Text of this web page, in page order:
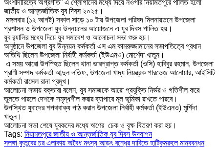
অংশীদারিত্বে অগ্রগতি” এ শ্লোগানের মধ্যে দিয়ে নওগাঁর নিয়ামতপুরে পালিত হলো
জাতীয় ও আন্তর্জাতিক যুব দিবস ২০২৫।
মঙ্গলবার (১২ আগষ্ট) সকাল সাড়ে ১০ টায় উপজেলা পরিষদ মিলনায়তনে উপজেলা
প্রশাসন ও উপজেলা যুব উন্নয়নের আয়োজনে এ যুব দিবস পালিত হয়।
যুব র‍্যালির মধ্যে দিয়ে যুব সমাবেশ ও আলোচনা সভা শুরু হয়।
অনুষ্ঠানে উপজেলা যুব উন্নয়ন কর্মকর্তা এস এম কামরুজ্জামানের সভাপতিত্বে প্রধান
অতিথি ছিলেন উপজেলা নির্বাহী কর্মকর্তা (ইউএনও) মোর্শেদা খাতুন।
এ সময় আরো উপস্হিত ছিলেন থানা ভারপ্রাপ্ত কর্মকর্তা (ওসি) হাবিবুর রহমান, উপজেলা
প্রাণী সম্পদ কর্মকর্তা আব্দুল লতিফ, উপজেলা খাদ্য নিয়ন্ত্রক পারভেজ আনোয়ার, আইসিটি
কর্মকর্তা রাসেল রানা প্রমূখ।
আলোচনা সভায় বক্তারা বলেন, যুব সমাজকে আরো প্রযুক্তি নির্ভর ও গতিশীল করে
তুলতে পারলে দেশকে সমৃদ্ধশীল করার ব্যাপারে মূল ভূমিকা রাখতে পারবে।
উপস্থিত যুবাদের শপথবাক্য পাঠ করান উপজেলা নির্বাহী কর্মকর্তা (ইউএনও) মুর্শিদা
খাতুন।
আলোচনা সভা শেষে যুবকদের মধ্যে ঋণের চেক ও বৃক্ষ বিতরণ করা হয়।
Tags: নিয়ামতপুরে জাতীয় ও আন্তর্জাতিক যুব দিবস উদযাপন
সলঙ্গা কুতুবের চর এলাকায় অবৈধ মৎস্য আড়ৎ বন্ধের দাবিতে হাটিকুমরুলে মানববন্ধন